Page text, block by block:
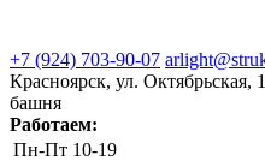
+7 (924) 703-90-07
Красноярск, ул.
башня
Работаем:
Пн-Пт 10-19